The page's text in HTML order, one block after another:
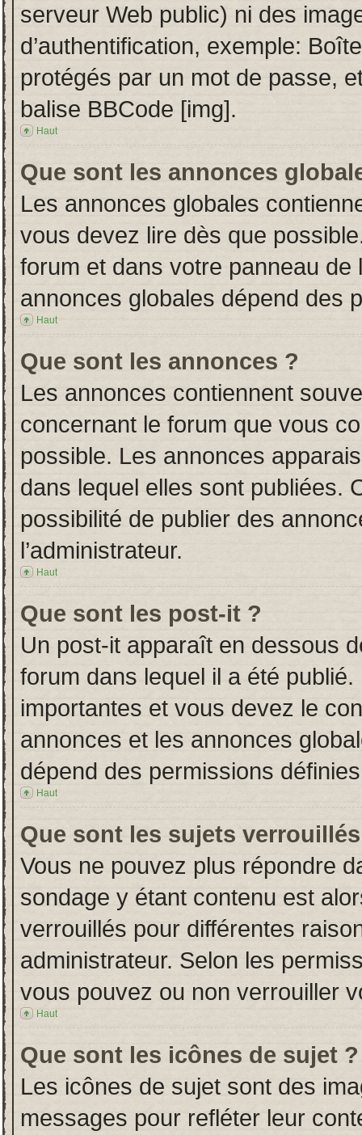
serveur Web public) ni des
d’authentification, exemple:
protégés par un mot de passe,
balise BBCode [img].
Haut
Que sont les annonces
Les annonces globales
vous devez lire dès que
forum et dans votre panneau de
annonces globales dépend des
Haut
Que sont les annonces ?
Les annonces contiennent
concernant le forum que vous
possible. Les annonces
dans lequel elles sont publiées.
possibilité de publier des
l’administrateur.
Haut
Que sont les post-it ?
Un post-it apparaît en dessous
forum dans lequel il a été
importantes et vous devez le
annonces et les annonces
dépend des permissions
Haut
Que sont les sujets
Vous ne pouvez plus répondre
sondage y étant contenu est
verrouillés pour différentes
administrateur. Selon les
vous pouvez ou non verrouiller
Haut
Que sont les icônes de sujet ?
Les icônes de sujet sont des
messages pour refléter leur